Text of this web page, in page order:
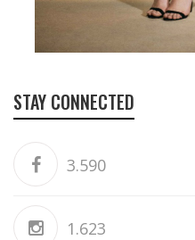
STAY CONNECTED
3.590
1.623